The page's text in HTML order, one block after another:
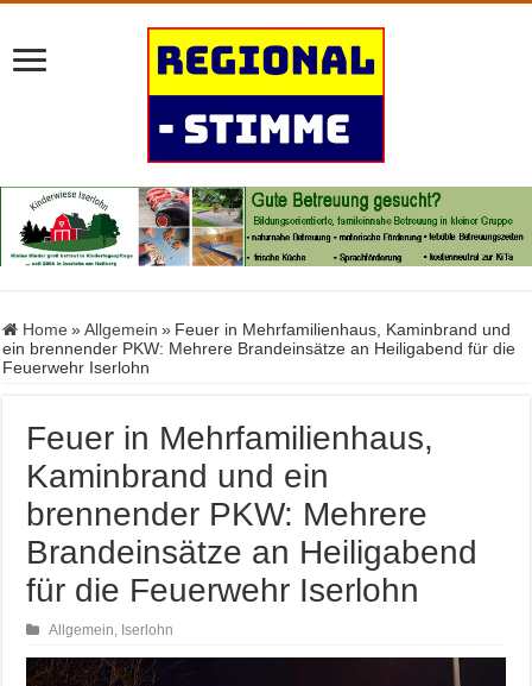
Home » Allgemein » Feuer in Mehrfamilienhaus, Kaminbrand und
ein brennender PKW: Mehrere Brandeinsätze an Heiligabend für die
Feuerwehr Iserlohn
Feuer in Mehrfamilienhaus,
Kaminbrand und ein
brennender PKW: Mehrere
Brandeinsätze an Heiligabend
für die Feuerwehr Iserlohn
Allgemein Iserlohn